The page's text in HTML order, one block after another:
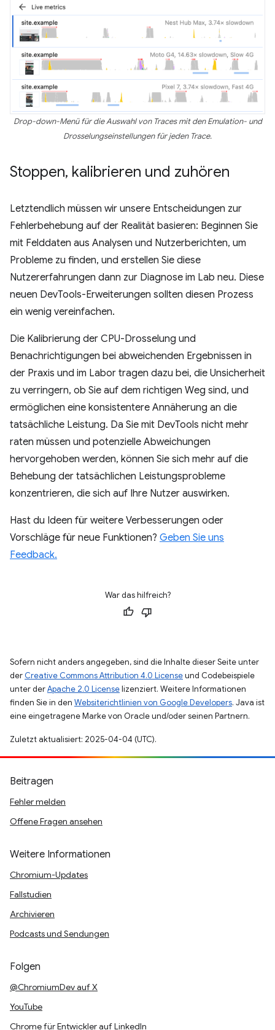
Drop-down-Menü für die Auswahl von Traces mit den Emulation- und
Drosselungseinstellungen für jeden Trace.
Stoppen, kalibrieren und zuhören
Letztendlich müssen wir unsere Entscheidungen zur
Fehlerbehebung auf der Realität basieren: Beginnen Sie
mit Felddaten aus Analysen und Nutzerberichten, um
Probleme zu finden, und erstellen Sie diese
Nutzererfahrungen dann zur Diagnose im Lab neu. Diese
neuen DevTools-Erweiterungen sollten diesen Prozess
ein wenig vereinfachen.
Die Kalibrierung der CPU-Drosselung und
Benachrichtigungen bei abweichenden Ergebnissen in
der Praxis und im Labor tragen dazu bei, die Unsicherheit
zu verringern, ob Sie auf dem richtigen Weg sind, und
ermöglichen eine konsistentere Annäherung an die
tatsächliche Leistung. Da Sie mit DevTools nicht mehr
raten müssen und potenzielle Abweichungen
hervorgehoben werden, können Sie sich mehr auf die
Behebung der tatsächlichen Leistungsprobleme
konzentrieren, die sich auf Ihre Nutzer auswirken.
Hast du Ideen für weitere Verbesserungen oder
Vorschläge für neue Funktionen? Geben Sie uns
Feedback.
War das hilfreich?
Sofern nicht anders angegeben, sind die Inhalte dieser Seite unter
der Creative Commons Attribution 4.0 Licenseund Codebeispiele
unter derApache 2.0 Licenselizenziert. Weitere Informationen
finden Sie in den Websiterichtlinien von Google Developers. Java ist
eine eingetragene Marke von Oracle und/oder seinen Partnern.
Zuletzt aktualisiert: 2025-04-04 (UTC).
Beitragen
Fehler melden
Offene Fragen ansehen
Weitere Informationen
Chromium-Updates
Fallstudien
Archivieren
Podcasts und Sendungen
Folgen
@ChromiumDev auf X
YouTube
Chrome für Entwickler auf LinkedIn